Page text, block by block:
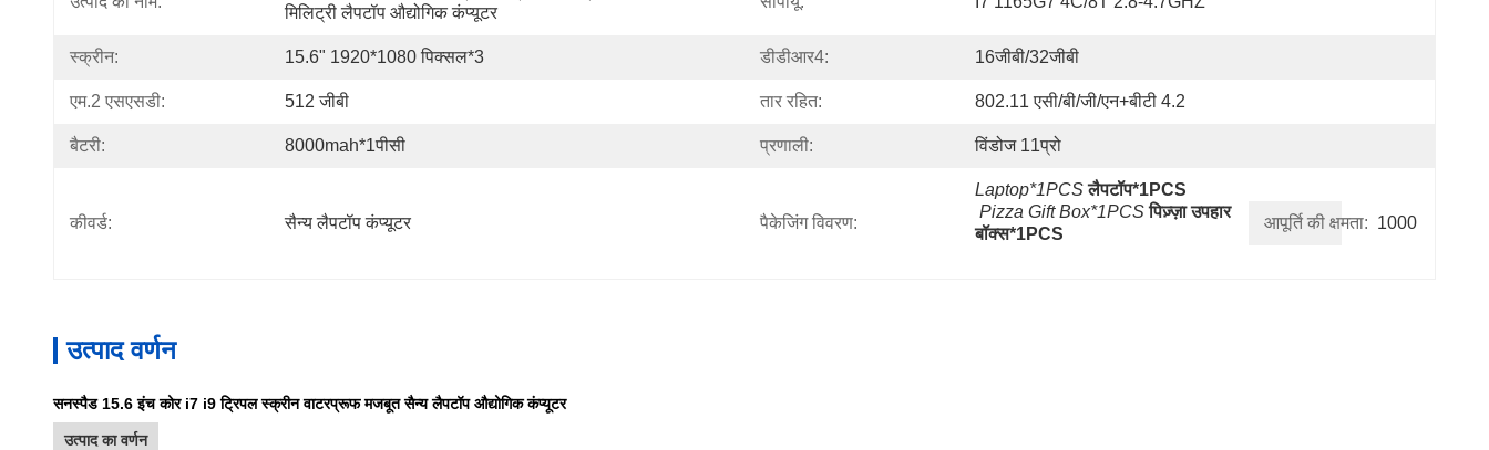
मिलिट्री लैपटॉप औद्योगिक कंप्यूटर
स्क्रीन: 15.6" 1920*1080 पिक्सल*3 डीडीआर4: 16जीबी/32जीबी
एम.2 एसएसडी: 512 जीबी तार रहित: 802.11 एसी/बी/जी/एन+बीटी 4.2
बैटरी: 8000mah*1पीसी प्रणाली: विंडोज 11प्रो
कीवर्ड: सैन्य लैपटॉप कंप्यूटर पैकेजिंग विवरण:
Laptop*1PCS लैपटॉप*1PCS
Pizza Gift Box*1PCS पिज़्ज़ा उपहार
बॉक्स*1PCS
आपूर्ति की क्षमता: 1000
उत्पाद वर्णन
सनस्पैड 15.6 इंच कोर i7 i9 ट्रिपल स्क्रीन वाटरप्रूफ मजबूत सैन्य लैपटॉप औद्योगिक कंप्यूटर
उत्पाद का वर्णन